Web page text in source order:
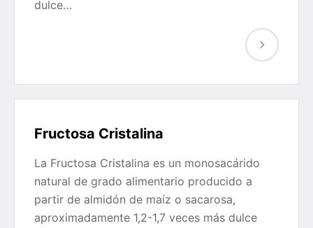
dulce…
Fructosa Cristalina
La Fructosa Cristalina es un monosacárido
natural de grado alimentario producido a
partir de almidón de maíz o sacarosa,
aproximadamente 1,2-1,7 veces más dulce